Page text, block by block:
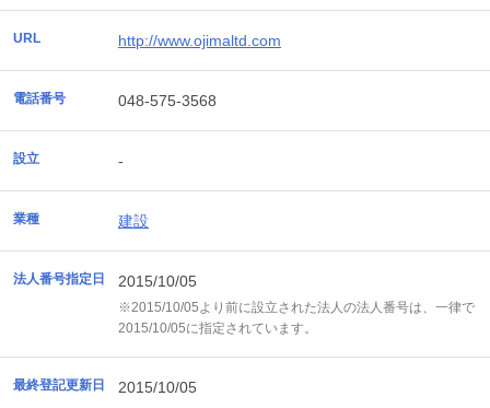
URL http://www.ojimaltd.com
電話番号 048-575-3568
設立 -
業種 建設
法人番号指定日 2015/10/05
※2015/10/05より前に設立された法人の法人番号は、一律で
2015/10/05に指定されています。
最終登記更新日 2015/10/05